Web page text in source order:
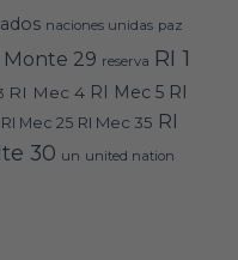
naciones unidas paz
29 reserva RI 1
RI Mec 4 RI Mec 5 RI
RI Mec 25 RI Mec 35 RI
30 un united nation